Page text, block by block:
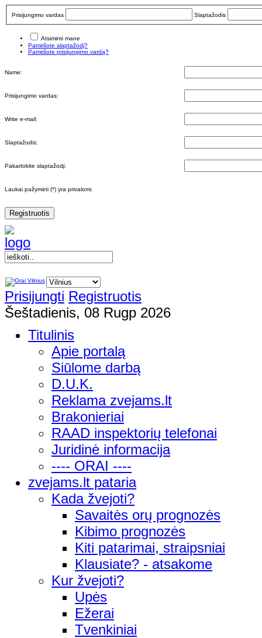
Prisijungimo vardas Slaptažodis
Atsiminti mane
Pamiršote slaptažodį?
Pamiršote prisijungimo vardą?
Name:
Prisijungimo vardas:
Write e-mail:
Slaptažodis:
Pakartokite slaptažodį:
Laukai pažymėti (*) yra privalomi.
Registruotis
Prisijungti Registruotis
Šeštadienis, 08 Rugp 2026
Titulinis
Apie portalą
Siūlome darbą
D.U.K.
Reklama zvejams.lt
Brakonieriai
RAAD inspektorių telefonai
Juridinė informacija
---- ORAI ----
zvejams.lt pataria
Kada žvejoti?
Savaitės orų prognozės
Kibimo prognozės
Kiti patarimai, straipsniai
Klausiate? - atsakome
Kur žvejoti?
Upės
Ežerai
Tvenkiniai